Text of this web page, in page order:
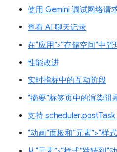
使用 Gemini 调试网络请
查看 AI 聊天记录
在“应用”>“存储空间”中
性能改进
实时指标中的互动阶段
“摘要”标签页中的渲染阻
支持
“动画”面板和“元素”>“样